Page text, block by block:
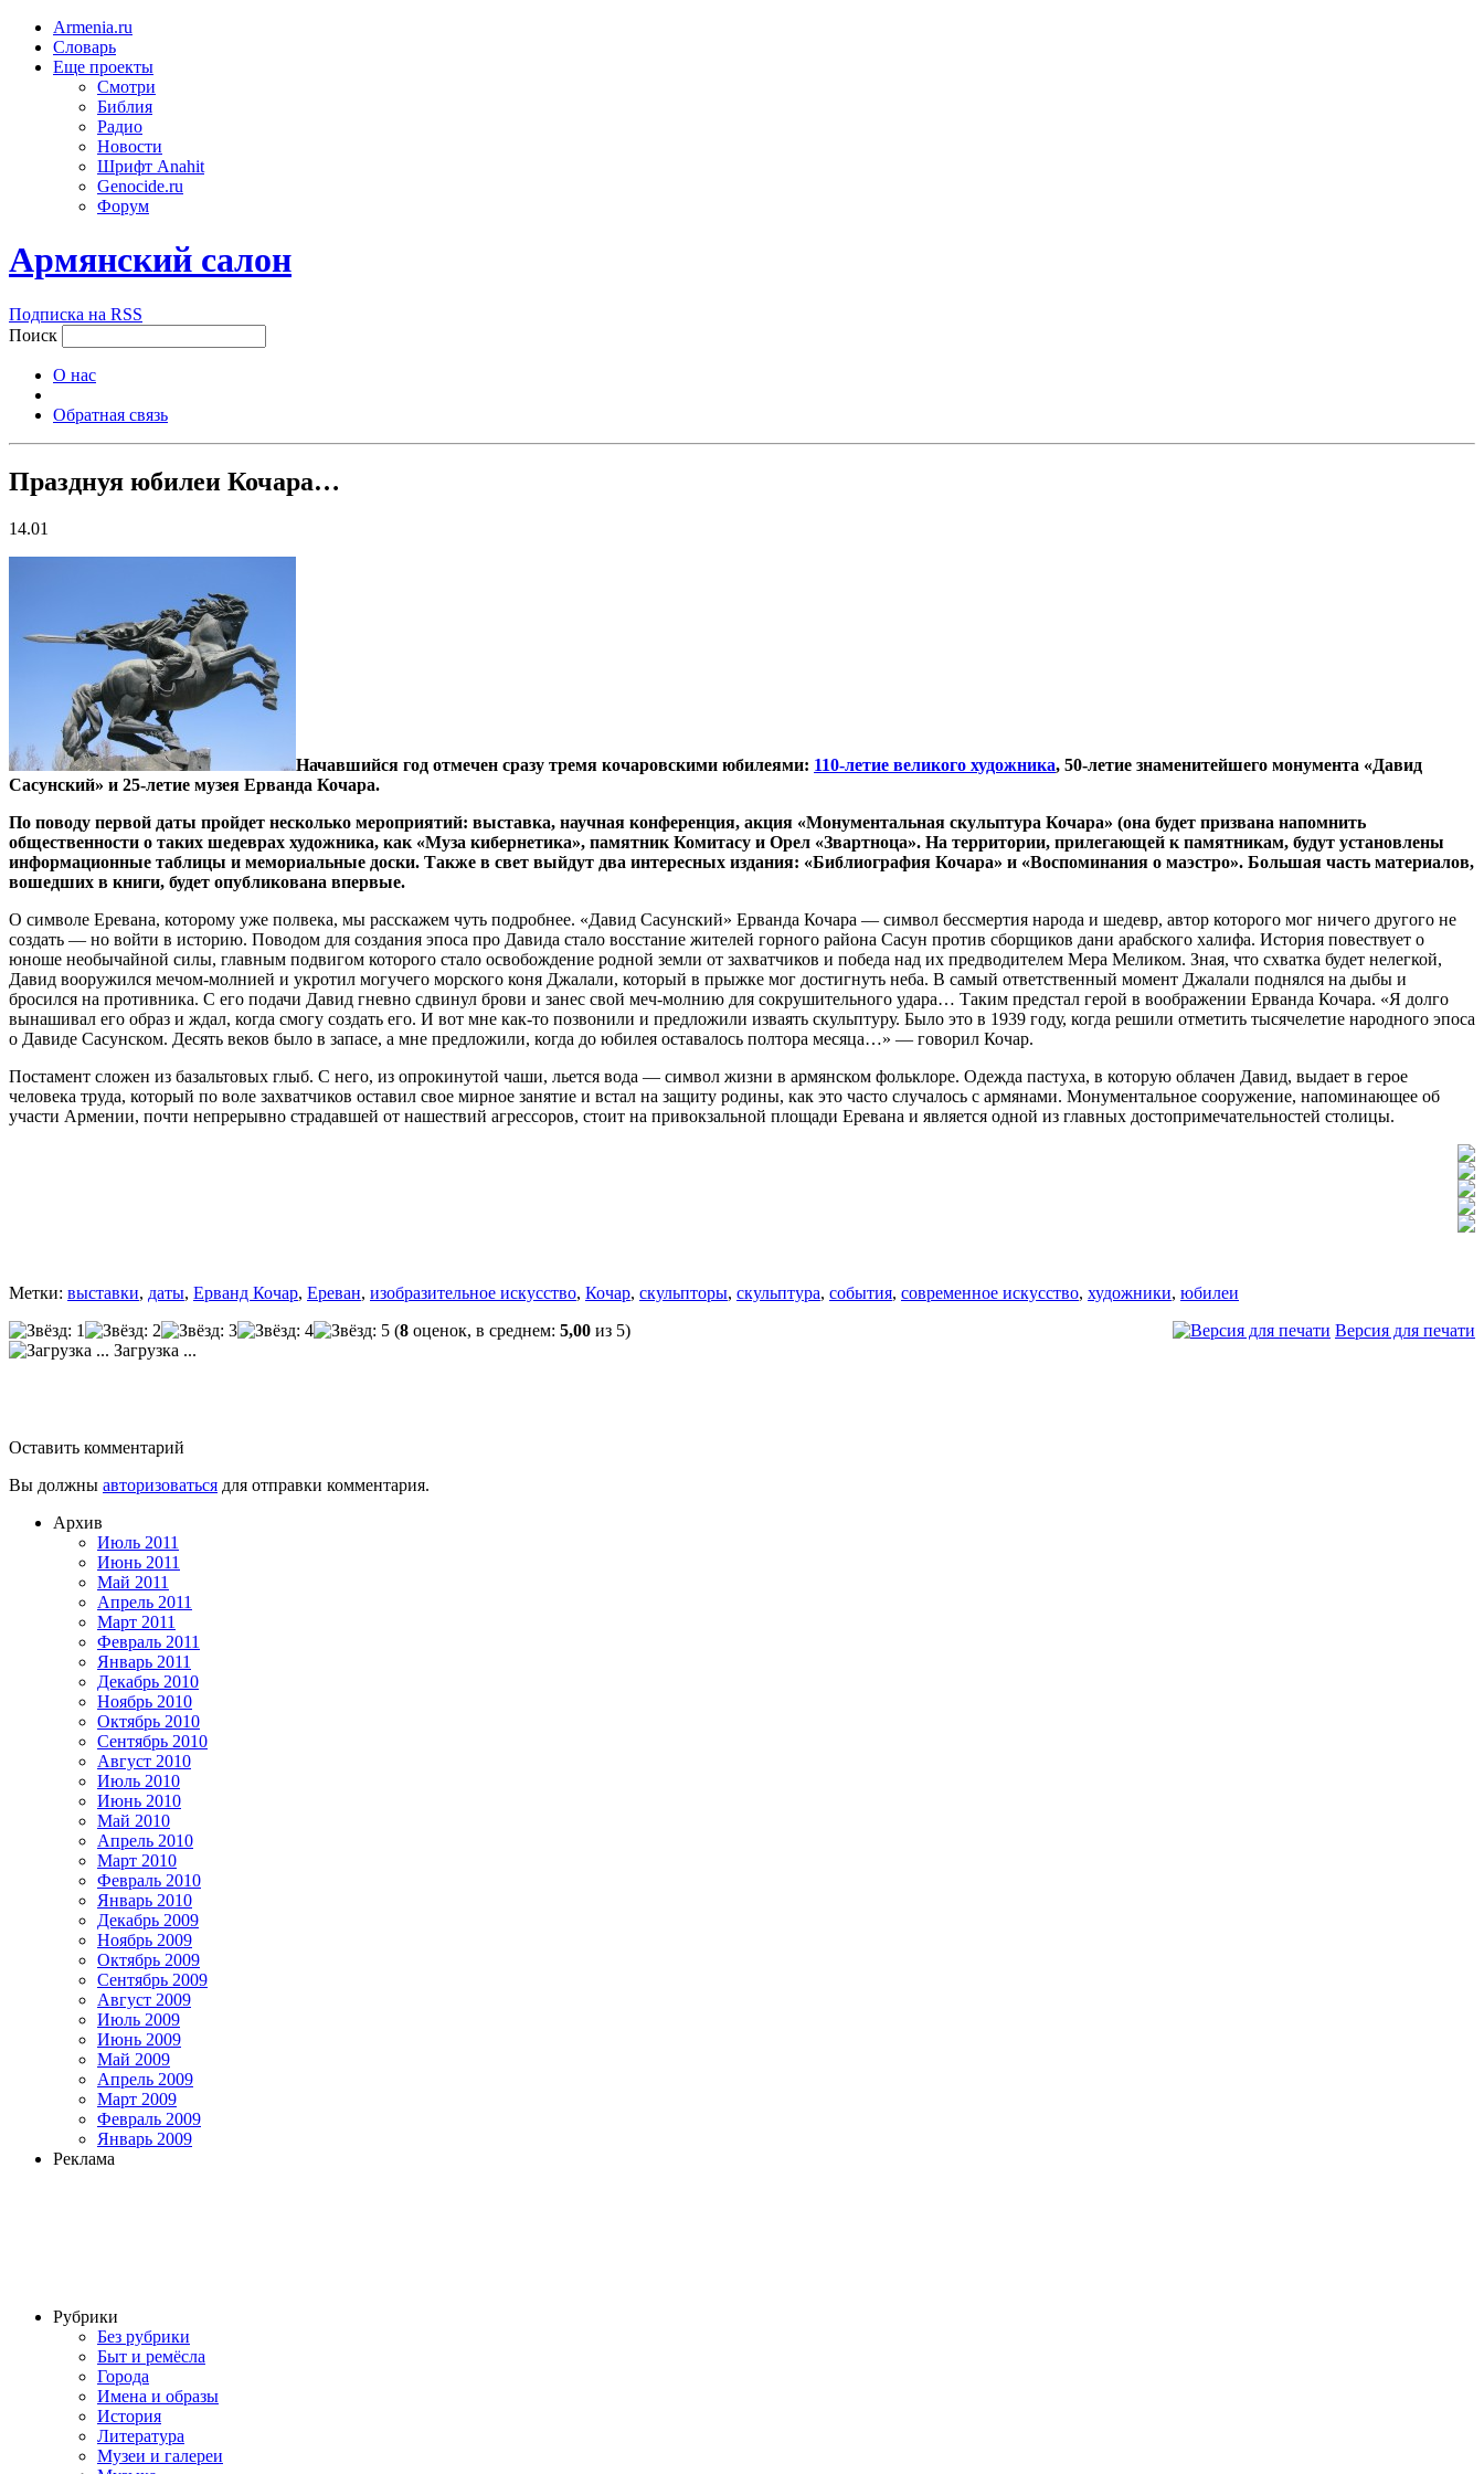
Armenia.ru
Словарь
Еще проекты
Смотри
Библия
Радио
Новости
Шрифт Anahit
Genocide.ru
Форум
Армянский салон
Подписка на RSS
Поиск
О нас
Обратная связь
Празднуя юбилеи Кочара…
14.01
Начавшийся год отмечен сразу тремя кочаровскими юбилеями: 110-летие великого художника, 50-летие знаменитейшего монумента «Давид
Сасунский» и 25-летие музея Ерванда Кочара.
По поводу первой даты пройдет несколько мероприятий: выставка, научная конференция, акция «Монументальная скульптура Кочара» (она будет призвана напомнить
общественности о таких шедеврах художника, как «Муза кибернетика», памятник Комитасу и Орел «Звартноца». На территории, прилегающей к памятникам, будут установлены
информационные таблицы и мемориальные доски. Также в свет выйдут два интересных издания: «Библиография Кочара» и «Воспоминания о маэстро». Большая часть материалов,
вошедших в книги, будет опубликована впервые.
О символе Еревана, которому уже полвека, мы расскажем чуть подробнее. «Давид Сасунский» Ерванда Кочара — символ бессмертия народа и шедевр, автор которого мог ничего другого не
создать — но войти в историю. Поводом для создания эпоса про Давида стало восстание жителей горного района Сасун против сборщиков дани арабского халифа. История повествует о
юноше необычайной силы, главным подвигом которого стало освобождение родной земли от захватчиков и победа над их предводителем Мера Меликом. Зная, что схватка будет нелегкой,
Давид вооружился мечом-молнией и укротил могучего морского коня Джалали, который в прыжке мог достигнуть неба. В самый ответственный момент Джалали поднялся на дыбы и
бросился на противника. С его подачи Давид гневно сдвинул брови и занес свой меч-молнию для сокрушительного удара… Таким предстал герой в воображении Ерванда Кочара. «Я долго
вынашивал его образ и ждал, когда смогу создать его. И вот мне как-то позвонили и предложили изваять скульптуру. Было это в 1939 году, когда решили отметить тысячелетие народного эпоса
о Давиде Сасунском. Десять веков было в запасе, а мне предложили, когда до юбилея оставалось полтора месяца…» — говорил Кочар.
Постамент сложен из базальтовых глыб. С него, из опрокинутой чаши, льется вода — символ жизни в армянском фольклоре. Одежда пастуха, в которую облачен Давид, выдает в герое
человека труда, который по воле захватчиков оставил свое мирное занятие и встал на защиту родины, как это часто случалось с армянами. Монументальное сооружение, напоминающее об
участи Армении, почти непрерывно страдавшей от нашествий агрессоров, стоит на привокзальной площади Еревана и является одной из главных достопримечательностей столицы.
Метки: выставки, даты, Ерванд Кочар, Ереван, изобразительное искусство, Кочар, скульпторы, скульптура, события, современное искусство, художники, юбилеи
Версия для печати
(8 оценок, в среднем: 5,00 из 5)
Загрузка ...
Оставить комментарий
Вы должны авторизоваться для отправки комментария.
Архив
Июль 2011
Июнь 2011
Май 2011
Апрель 2011
Март 2011
Февраль 2011
Январь 2011
Декабрь 2010
Ноябрь 2010
Октябрь 2010
Сентябрь 2010
Август 2010
Июль 2010
Июнь 2010
Май 2010
Апрель 2010
Март 2010
Февраль 2010
Январь 2010
Декабрь 2009
Ноябрь 2009
Октябрь 2009
Сентябрь 2009
Август 2009
Июль 2009
Июнь 2009
Май 2009
Апрель 2009
Март 2009
Февраль 2009
Январь 2009
Реклама
Рубрики
Без рубрики
Быт и ремёсла
Города
Имена и образы
История
Литература
Музеи и галереи